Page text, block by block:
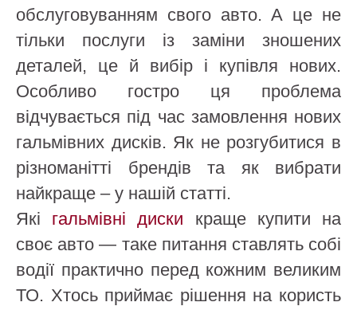
обслуговуванням свого авто. А це не
тільки послуги із заміни зношених
деталей, це й вибір і купівля нових.
Особливо гостро ця проблема
відчувається під час замовлення нових
гальмівних дисків. Як не розгубитися в
різноманітті брендів та як вибрати
найкраще – у нашій статті.
Які гальмівні диски краще купити на
своє авто — таке питання ставлять собі
водії практично перед кожним великим
ТО. Хтось приймає рішення на користь